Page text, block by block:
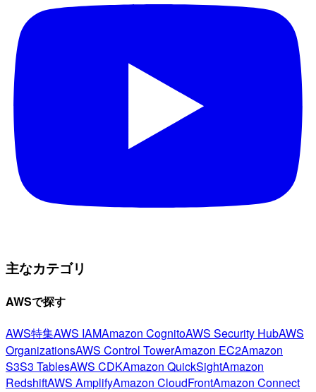
主なカテゴリ
AWSで探す
AWS特集AWS IAMAmazon CognitoAWS Security HubAWS
OrganizationsAWS Control TowerAmazon EC2Amazon
S3S3 TablesAWS CDKAmazon QuickSightAmazon
RedshiftAWS AmplifyAmazon CloudFrontAmazon Connect